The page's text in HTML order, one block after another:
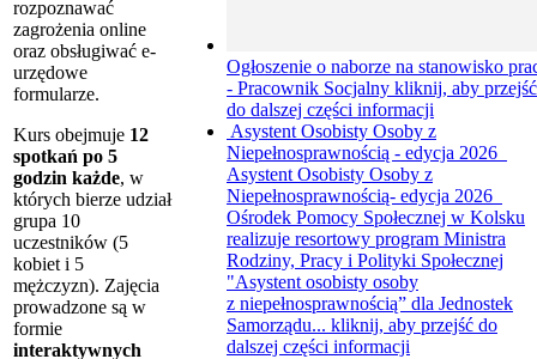
rozpoznawać
zagrożenia online
oraz obsługiwać e-
urzędowe
formularze.
Kurs obejmuje 12
spotkań po 5
godzin każde, w
których bierze udział
grupa 10
uczestników (5
kobiet i 5
mężczyzn). Zajęcia
prowadzone są w
formie
interaktywnych
Ogłoszenie o naborze na stanowisko
- Pracownik Socjalny kliknij, aby przejść
do dalszej części informacji
Asystent Osobisty Osoby z
Niepełnosprawnością - edycja 2026
Asystent Osobisty Osoby z
Niepełnosprawnością- edycja 2026
Ośrodek Pomocy Społecznej w Kolsku
realizuje resortowy program Ministra
Rodziny, Pracy i Polityki Społecznej
"Asystent osobisty osoby
z niepełnosprawnością” dla Jednostek
Samorządu... kliknij, aby przejść do
dalszej części informacji